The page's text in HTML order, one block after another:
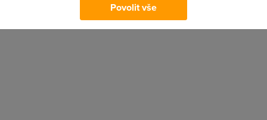
Redakce DSL.cz
Povolit vše